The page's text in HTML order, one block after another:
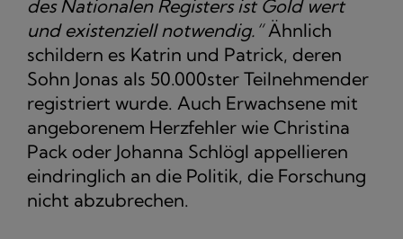
des Nationalen Registers ist Gold wert
und existenziell notwendig.“Ähnlich
schildern es Katrin und Patrick, deren
Sohn Jonas als 50.000ster Teilnehmender
registriert wurde. Auch Erwachsene mit
angeborenem Herzfehler wie Christina
Pack oder Johanna Schlögl appellieren
eindringlich an die Politik, die Forschung
nicht abzubrechen.